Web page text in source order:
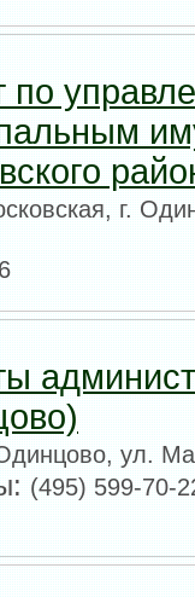
по
г.
ул.
(495) 599-70-